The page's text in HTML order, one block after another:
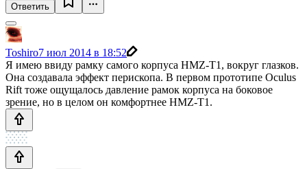
Ответить
Toshiro7 июл 2014 в 18:52
Я имею ввиду рамку самого корпуса HMZ-T1, вокруг глазков.
Она создавала эффект перископа. В первом прототипе Oculus
Rift тоже ощущалось давление рамок корпуса на боковое
зрение, но в целом он комфортнее HMZ-T1.